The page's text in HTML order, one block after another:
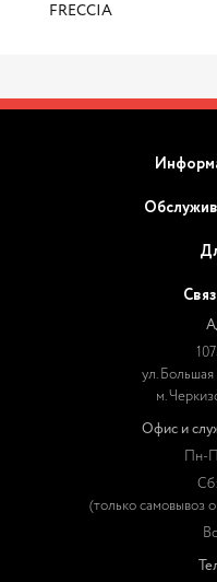
FRECCIA
ул. Большая
м.
Офис и
Пн-
(только самовывоз